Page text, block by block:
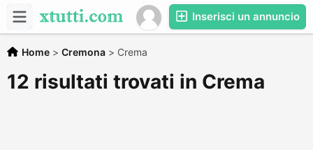
Inserisci un annuncio
Home > Cremona > Crema
12 risultati trovati in Crema